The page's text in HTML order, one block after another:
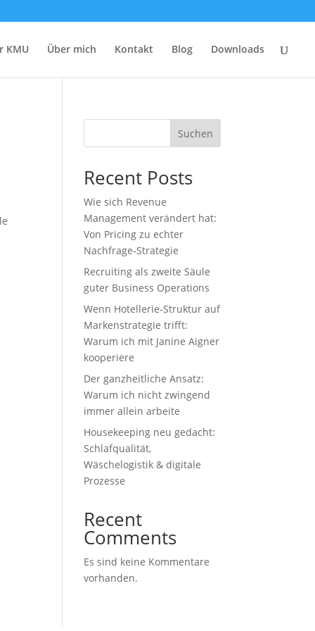
KMU Über mich Kontakt Blog Downloads
Suchen
Recent Posts
Wie sich Revenue
Management verändert hat:
Von Pricing zu echter
Nachfrage‑Strategie
Recruiting als zweite Säule
guter Business Operations
Wenn Hotellerie‑Struktur auf
Markenstrategie trifft:
Warum ich mit Janine Aigner
kooperiere
Der ganzheitliche Ansatz:
Warum ich nicht zwingend
immer allein arbeite
Housekeeping neu gedacht:
Schlafqualität,
Wäschelogistik & digitale
Prozesse
Recent
Comments
Es sind keine Kommentare
vorhanden.